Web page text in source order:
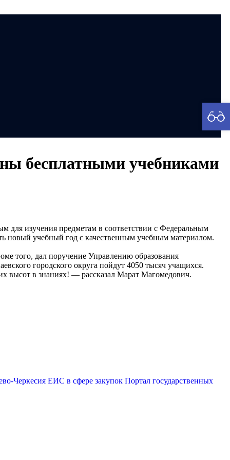
бесплатными учебниками
для изучения предметам в соответствии с Федеральным
новый учебный год с качественным учебным материалом.
того, дал поручение Управлению образования
городского округа пойдут 4050 тысяч учащихся.
высот в знаниях! — рассказал Марат Магомедович.
Черкесия ЕИС в сфере закупок Портал государственных